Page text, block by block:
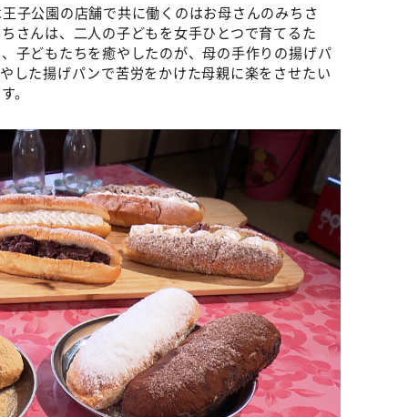
公園の店舗で共に働くのはお母さんのみちさ
さんは、二人の子どもを女手ひとつで育てるた
子どもたちを癒やしたのが、母の手作りの揚げパ
した揚げパンで苦労をかけた母親に楽をさせたい
。